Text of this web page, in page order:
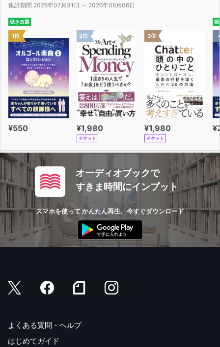
集計期間 2026年07月31日 ～ 2026年08月06日
聴き放題
1位
¥550
2位
¥1,980
チケット
3位
¥1,980
チケット
聴
オーディオブックで
すきま時間にインプット
スマホを使って かんたん再生、今すぐダウンロード
よくある質問・ヘルプ
はじめてガイド